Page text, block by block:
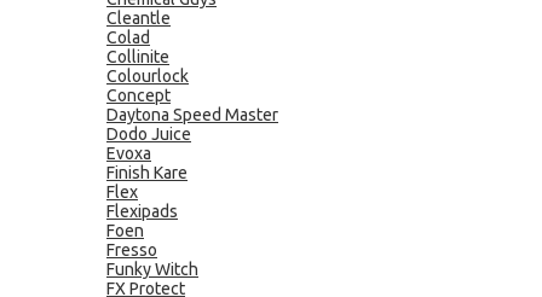
Cleantle
Colad
Collinite
Colourlock
Concept
Daytona Speed Master
Dodo Juice
Evoxa
Finish Kare
Flex
Flexipads
Foen
Fresso
Funky Witch
FX Protect